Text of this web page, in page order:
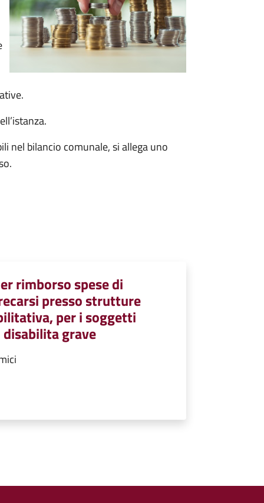
nel bilancio comunale, si allega uno
rimborso spese di
presso strutture
per i soggetti
grave